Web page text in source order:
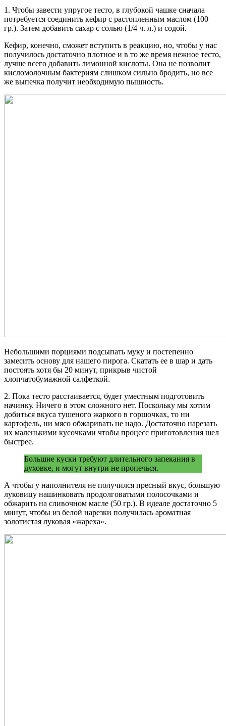
1. Чтобы завести упругое тесто, в глубокой чашке сначала
потребуется соединить кефир с растопленным маслом (100
гр.). Затем добавить сахар с солью (1/4 ч. л.) и содой.
Кефир, конечно, сможет вступить в реакцию, но, чтобы у нас
получилось достаточно плотное и в то же время нежное тесто,
лучше всего добавить лимонной кислоты. Она не позволит
кисломолочным бактериям слишком сильно бродить, но все
же выпечка получит необходимую пышность.
Небольшими порциями подсыпать муку и постепенно
замесить основу для нашего пирога. Скатать ее в шар и дать
постоять хотя бы 20 минут, прикрыв чистой
хлопчатобумажной салфеткой.
2. Пока тесто расстаивается, будет уместным подготовить
начинку. Ничего в этом сложного нет. Поскольку мы хотим
добиться вкуса тушеного жаркого в горшочках, то ни
картофель, ни мясо обжаривать не надо. Достаточно нарезать
их маленькими кусочками чтобы процесс приготовления шел
быстрее.
Большие куски требуют длительного запекания в
духовке, и могут внутри не пропечься.
А чтобы у наполнителя не получился пресный вкус, большую
луковицу нашинковать продолговатыми полосочками и
обжарить на сливочном масле (50 гр.). В идеале достаточно 5
минут, чтобы из белой нарезки получилась ароматная
золотистая луковая «жареха».